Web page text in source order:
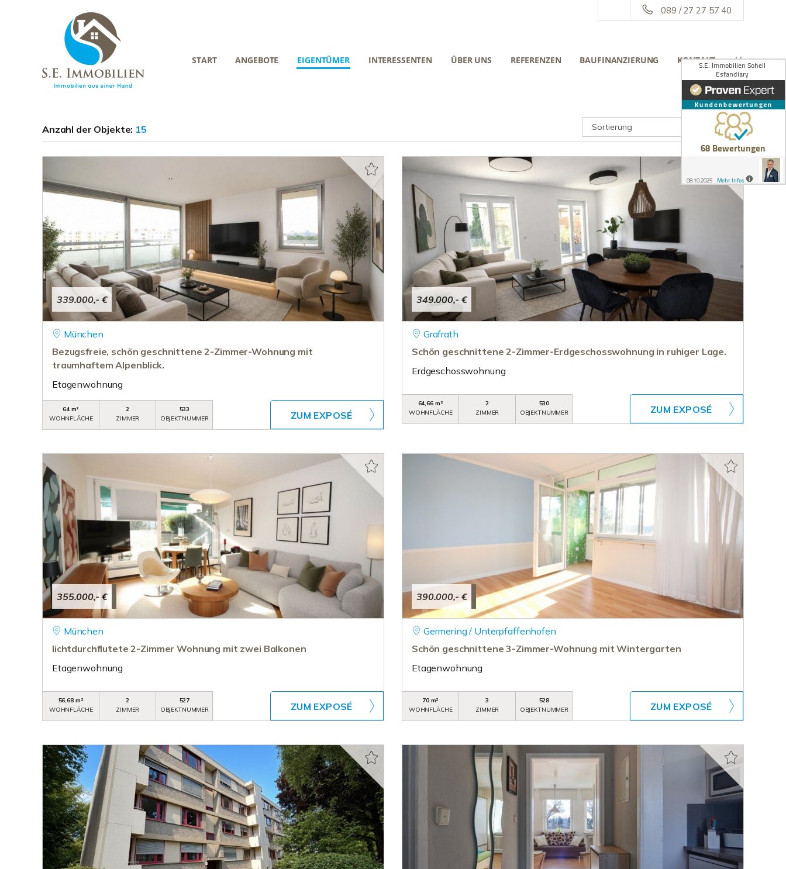
089 / 27 27 57 40
START ANGEBOTE EIGENTÜMER INTERESSENTEN ÜBER UNS REFERENZEN BAUFINANZIERUNG KONTAKT ||
Anzahl der Objekte: 15
339.000,- €
München
Bezugsfreie, schön geschnittene 2-Zimmer-Wohnung mit
traumhaftem Alpenblick.
Etagenwohnung
64 m²
WOHNFLÄCHE
2
ZIMMER
533
OBJEKTNUMMER
ZUM EXPOSÉ
349.000,- €
Grafrath
Schön geschnittene 2-Zimmer-Erdgeschosswohnung in ruhiger Lage.
Erdgeschosswohnung
64,66 m²
WOHNFLÄCHE
2
ZIMMER
530
OBJEKTNUMMER
ZUM EXPOSÉ
355.000,- €
München
lichtdurchflutete 2-Zimmer Wohnung mit zwei Balkonen
Etagenwohnung
56,68 m²
WOHNFLÄCHE
2
ZIMMER
527
OBJEKTNUMMER
ZUM EXPOSÉ
390.000,- €
Germering / Unterpfaffenhofen
Schön geschnittene 3-Zimmer-Wohnung mit Wintergarten
Etagenwohnung
70 m²
WOHNFLÄCHE
3
ZIMMER
528
OBJEKTNUMMER
ZUM EXPOSÉ